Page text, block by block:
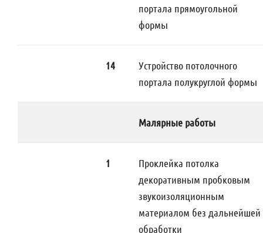
портала прямоугольной
формы
14
Устройство потолочного
портала полукруглой формы
Малярные работы
1
Проклейка потолка
декоративным пробковым
звукоизоляционным
материалом без дальнейшей
обработки